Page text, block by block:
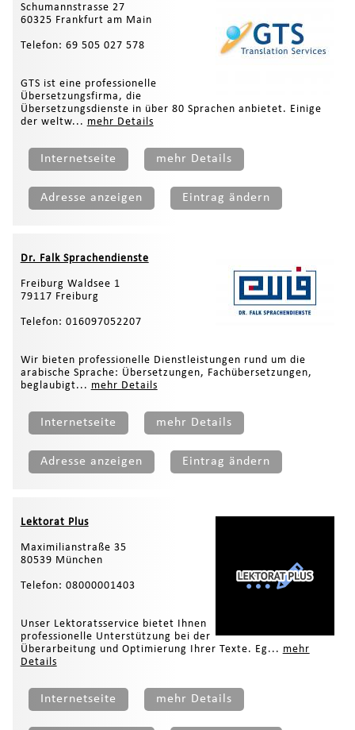
Schumannstrasse 27
60325 Frankfurt am Main
Telefon: 69 505 027 578
GTS ist eine professionelle
Übersetzungsfirma, die
Übersetzungsdienste in über 80 Sprachen anbietet. Einige
der weltw... mehr Details
Internetseite mehr Details
Adresse anzeigen Eintrag ändern
Dr. Falk Sprachendienste
Freiburg Waldsee 1
79117 Freiburg
Telefon: 016097052207
Wir bieten professionelle Dienstleistungen rund um die
arabische Sprache: Übersetzungen, Fachübersetzungen,
beglaubigt... mehr Details
Internetseite mehr Details
Adresse anzeigen Eintrag ändern
Lektorat Plus
Maximilianstraße 35
80539 München
Telefon: 08000001403
Unser Lektoratsservice bietet Ihnen
professionelle Unterstützung bei der
Überarbeitung und Optimierung Ihrer Texte. Eg... mehr
Details
Internetseite mehr Details